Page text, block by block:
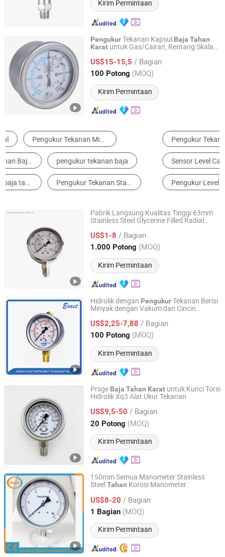
Kirim Permintaan
PengukurTekanan Kapsul Baja Tahan
Karat untuk Gas/Cairan, Rentang Skala
US$15-15,5 / Bagian
100 Potong (MOQ)
Kirim Permintaan
Yangzhou Huifeng Meter Co., Ltd.
Jiangsu, China Harga mulai 2015
Pengukur Tekanan Sensor Tekanan
Sensor Level Cairan Pemancar Tekanan
Pengukur Level Cairan Termometer & Higrometer
Pabrik Langsung Kualitas Tinggi 63mm
Stainless Steel Glycerine Filled Radial
Gauge
US$1-8 / Bagian
1.000 Potong (MOQ)
Kirim Permintaan
Yuyao Gongchuang Instrument Co., Ltd.
Zhejiang, China Harga mulai 2018
Hidrolik dengan PengukurTekanan Berisi
Minyak dengan Vakum dan Cincin
US$2,25-7,88 / Bagian
100 Potong (MOQ)
Kirim Permintaan
Jiangsu Exact Instrument Technology Co., Ltd.
Jiangsu, China Harga mulai 2017
Prsge Baja Tahan Karat untuk Kunci Torsi
Hidrolik Xq3 Alat Ukur Tekanan
US$9,5-50 / Bagian
20 Potong (MOQ)
Kirim Permintaan
Hangzhou Wanxing Instrument Co., Ltd.
Zhejiang, China Harga mulai 2026
150mm Semua Manometer Stainless
SteelTahan Korosi Manometer
US$8-20 / Bagian
1 Bagian (MOQ)
Kirim Permintaan
Ankang Mano Instrument Co., Ltd.
Shaanxi, China Harga mulai 2025